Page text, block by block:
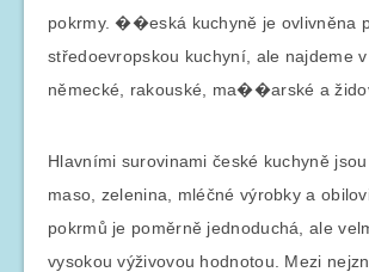
pokrmy. ��eská kuchyně je ovlivněna
středoevropskou kuchyní, ale najdeme
německé, rakouské, ma��arské a
Hlavními surovinami české kuchyně jsou
maso, zelenina, mléčné výrobky a
pokrmů je poměrně jednoduchá, ale
vysokou výživovou hodnotou. Mezi